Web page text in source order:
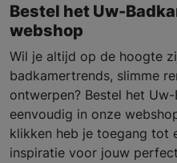
Bestel het Uw-
webshop
Wil je altijd op de hoogte
badkamertrends, slimme
ontwerpen? Bestel het
eenvoudig in onze
klikken heb je toegang tot
inspiratie voor jouw